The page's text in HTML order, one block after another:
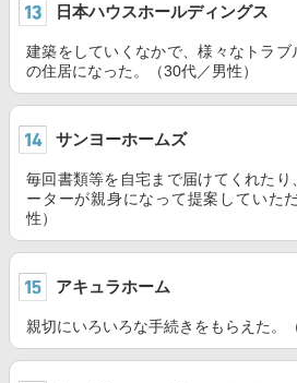
日本ハウスホールディングス
建築をしていくなかで、様々なトラブ
の住居になった。（30代／男性）
サンヨーホームズ
毎回書類等を自宅まで届けてくれた
ーターが親身になって提案していた
性）
アキュラホーム
親切にいろいろな手続きをもらえた。